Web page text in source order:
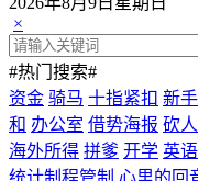
×
#热门搜索#
资金 骑马 十指紧扣 新手
和 办公室 借势海报 砍人
海外所得 拼爹 开学 英